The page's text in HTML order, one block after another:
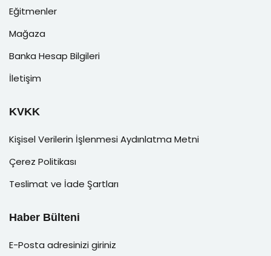
Eğitmenler
Mağaza
Banka Hesap Bilgileri
İletişim
KVKK
Kişisel Verilerin İşlenmesi Aydınlatma Metni
Çerez Politikası
Teslimat ve İade Şartları
Haber Bülteni
E-Posta adresinizi giriniz